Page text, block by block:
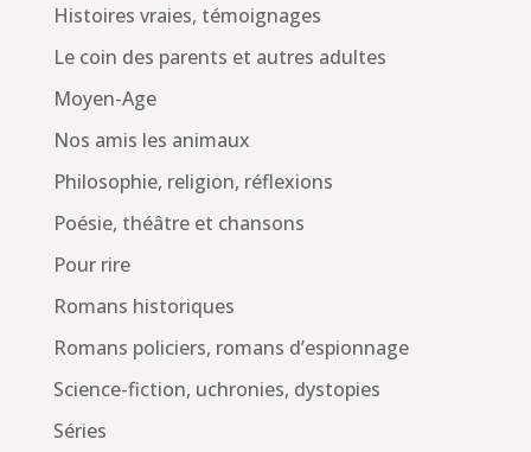
Histoires vraies, témoignages
Le coin des parents et autres adultes
Moyen-Age
Nos amis les animaux
Philosophie, religion, réflexions
Poésie, théâtre et chansons
Pour rire
Romans historiques
Romans policiers, romans d’espionnage
Science-fiction, uchronies, dystopies
Séries